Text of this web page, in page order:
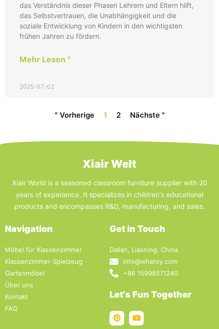
das Verständnis dieser Phasen Lehrern und Eltern hilft,
das Selbstvertrauen, die Unabhängigkeit und die
soziale Entwicklung von Kindern in den wichtigsten
frühen Jahren zu fördern.
Mehr Lesen "
2025-07-02
" Vorherige 1 2 Nächste "
Xiair Welt
Xiair World is a seasoned classroom furniture supplier with 20
years of experience. It specializes in children's educational
products and encompasses R&D, manufacturing, and sales.
Navigation
Möbel für Klassenzimmer
Klassenzimmer-Spielzeug
Gartenmöbel
Über uns
Kontakt
FAQ
Get in Touch
Dalian, Liaoning, China
info@xihatoy.com
+86 15998571240
Let‘s Fun Together